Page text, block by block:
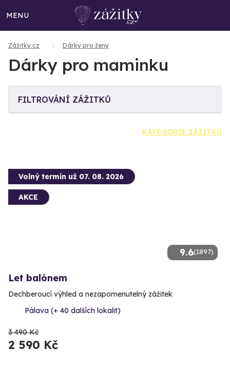
MENU
Zážitky.cz Dárky pro ženy
Dárky pro maminku
FILTROVÁNÍ ZÁŽITKŮ
KATEGORIE ZÁŽITKŮ
9.6(1897)
Volný termín už 07. 08. 2026
AKCE
Let balónem
Dechberoucí výhled a nezapomenutelný zážitek
Pálava (+ 40 dalších lokalit)
3 490 Kč
2 590 Kč